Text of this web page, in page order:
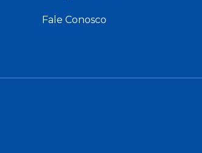
Fale Conosco